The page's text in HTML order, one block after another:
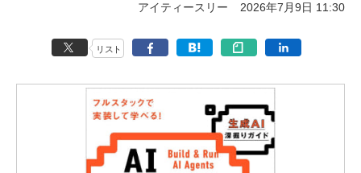
アイティースリー 2026年7月9日 11:30
リスト